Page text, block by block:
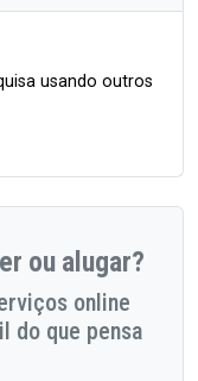
usando outros
ou alugar?
online
do que pensa